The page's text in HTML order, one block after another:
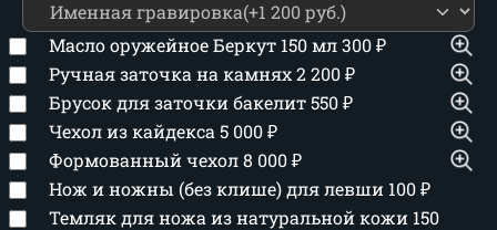
Масло оружейное Беркут 150 мл300₽
Ручная заточка на камнях2 200₽
Брусок для заточки бакелит550₽
Чехол из кайдекса 5 000₽
Формованный чехол8 000₽
Нож и ножны (без клише) для левши 100₽
Темляк для ножа из натуральной кожи 150